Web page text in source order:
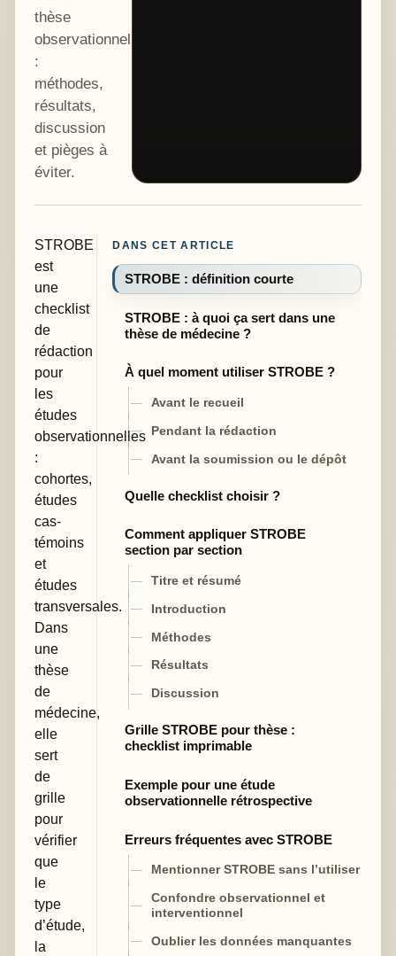
thèse
observationnelle
:
méthodes,
résultats,
discussion
et pièges à
éviter.
STROBE
est
une
checklist
de
rédaction
pour
les
études
observationnelles
:
cohortes,
études
cas-
témoins
et
études
transversales.
Dans
une
thèse
de
médecine,
elle
sert
de
grille
pour
vérifier
que
le
type
d’étude,
la
DANS CET ARTICLE
STROBE : définition courte
STROBE : à quoi ça sert dans une
thèse de médecine ?
À quel moment utiliser STROBE ?
Avant le recueil
Pendant la rédaction
Avant la soumission ou le dépôt
Quelle checklist choisir ?
Comment appliquer STROBE
section par section
Titre et résumé
Introduction
Méthodes
Résultats
Discussion
Grille STROBE pour thèse :
checklist imprimable
Exemple pour une étude
observationnelle rétrospective
Erreurs fréquentes avec STROBE
Mentionner STROBE sans l’utiliser
Confondre observationnel et
interventionnel
Oublier les données manquantes